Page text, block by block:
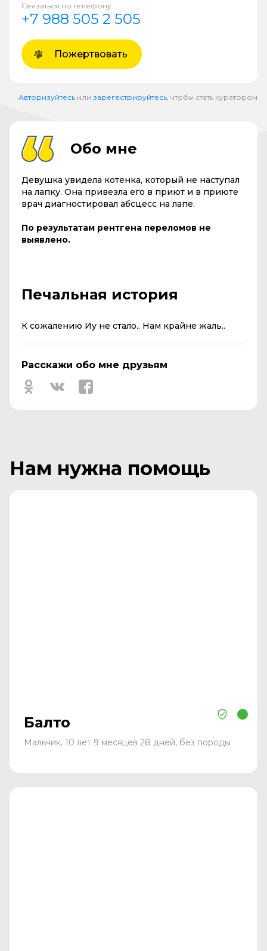
Связаться по телефону
+7 988 505 2 505
Пожертвовать
Авторизуйтесь или зарегестрируйтесь , чтобы стать куратором
Обо мне
Девушка увидела котенка, который не наступал
на лапку. Она привезла его в приют и в приюте
врач диагностировал абсцесс на лапе.
По результатам рентгена переломов не
выявлено.
Печальная история
К сожалению Иу не стало.. Нам крайне жаль..
Расскажи обо мне друзьям
Нам нужна помощь
Балто
Мальчик, 10 лет 9 месяцев 28 дней, без породы